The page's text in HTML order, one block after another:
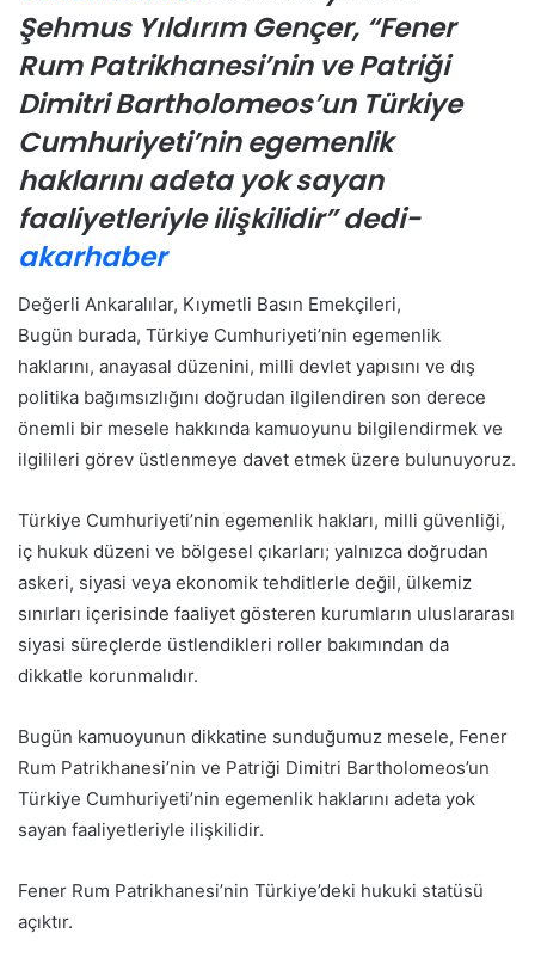
Şehmus Yıldırım Gençer, “Fener
Rum Patrikhanesi’nin ve Patriği
Dimitri Bartholomeos’un Türkiye
Cumhuriyeti’nin egemenlik
haklarını adeta yok sayan
faaliyetleriyle ilişkilidir” dedi-
akarhaber
Değerli Ankaralılar, Kıymetli Basın Emekçileri,
Bugün burada, Türkiye Cumhuriyeti’nin egemenlik
haklarını, anayasal düzenini, milli devlet yapısını ve dış
politika bağımsızlığını doğrudan ilgilendiren son derece
önemli bir mesele hakkında kamuoyunu bilgilendirmek ve
ilgilileri görev üstlenmeye davet etmek üzere bulunuyoruz.
Türkiye Cumhuriyeti’nin egemenlik hakları, milli güvenliği,
iç hukuk düzeni ve bölgesel çıkarları; yalnızca doğrudan
askeri, siyasi veya ekonomik tehditlerle değil, ülkemiz
sınırları içerisinde faaliyet gösteren kurumların uluslararası
siyasi süreçlerde üstlendikleri roller bakımından da
dikkatle korunmalıdır.
Bugün kamuoyunun dikkatine sunduğumuz mesele, Fener
Rum Patrikhanesi’nin ve Patriği Dimitri Bartholomeos’un
Türkiye Cumhuriyeti’nin egemenlik haklarını adeta yok
sayan faaliyetleriyle ilişkilidir.
Fener Rum Patrikhanesi’nin Türkiye’deki hukuki statüsü
açıktır.